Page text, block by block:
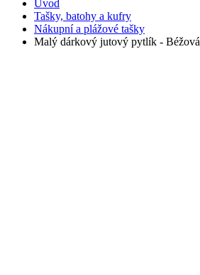
Úvod
Tašky, batohy a kufry
Nákupní a plážové tašky
Malý dárkový jutový pytlík - Béžová